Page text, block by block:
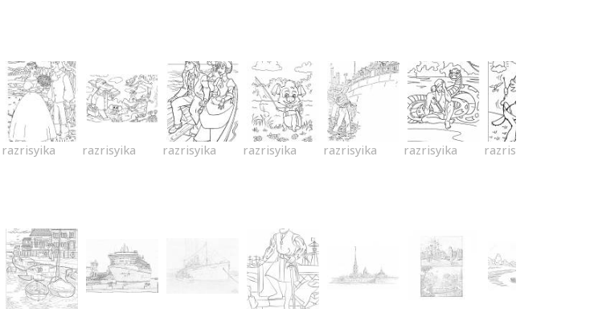
razrisyika razrisyika razrisyika razrisyika razrisyika razrisyika razrisyika